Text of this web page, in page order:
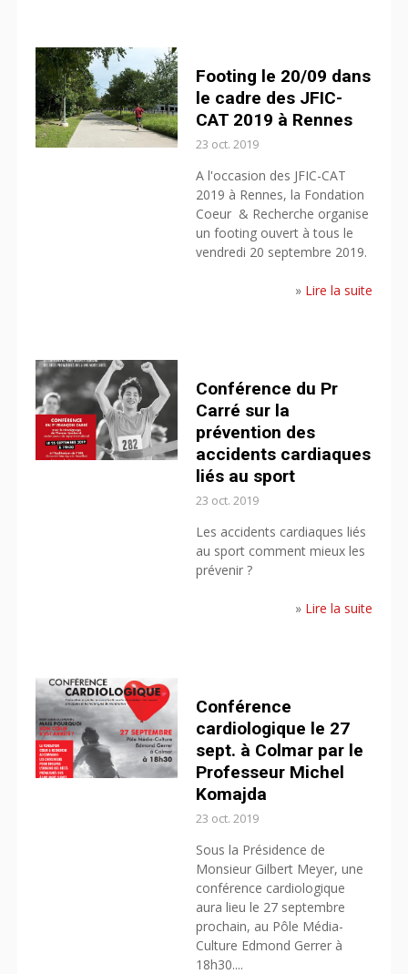
Footing le 20/09 dans
le cadre des JFIC-
CAT 2019 à Rennes
23 oct. 2019
A l'occasion des JFIC-CAT
2019 à Rennes, la Fondation
Coeur & Recherche organise
un footing ouvert à tous le
vendredi 20 septembre 2019.
» Lire la suite
Conférence du Pr
Carré sur la
prévention des
accidents cardiaques
liés au sport
23 oct. 2019
Les accidents cardiaques liés
au sport comment mieux les
prévenir ?
» Lire la suite
Conférence
cardiologique le 27
sept. à Colmar par le
Professeur Michel
Komajda
23 oct. 2019
Sous la Présidence de
Monsieur Gilbert Meyer, une
conférence cardiologique
aura lieu le 27 septembre
prochain, au Pôle Média-
Culture Edmond Gerrer à
18h30....